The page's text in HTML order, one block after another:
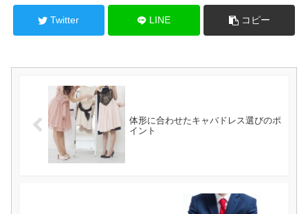
Twitter LINE コピー
体形に合わせたキャバドレス選びのポ
イント